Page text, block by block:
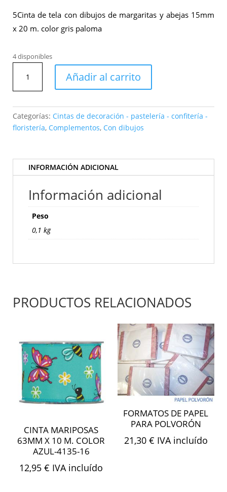
5Cinta de tela con dibujos de margaritas y abejas 15mm
x 20 m. color gris paloma
4 disponibles
margaritas
y
15mm
x
color
gris
4127P52
cantidad
Añadir al carrito
Categorías: Cintas de decoración - pastelería - confitería -
floristería, Complementos, Con dibujos
INFORMACIÓN ADICIONAL
Información adicional
Peso
0,1 kg
PRODUCTOS RELACIONADOS
CINTA MARIPOSAS
63MM X 10 M. COLOR
AZUL-4135-16
12,95€ IVA incluído
FORMATOS DE PAPEL
PARA POLVORÓN
21,30 € IVA incluído